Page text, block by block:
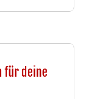
für deine